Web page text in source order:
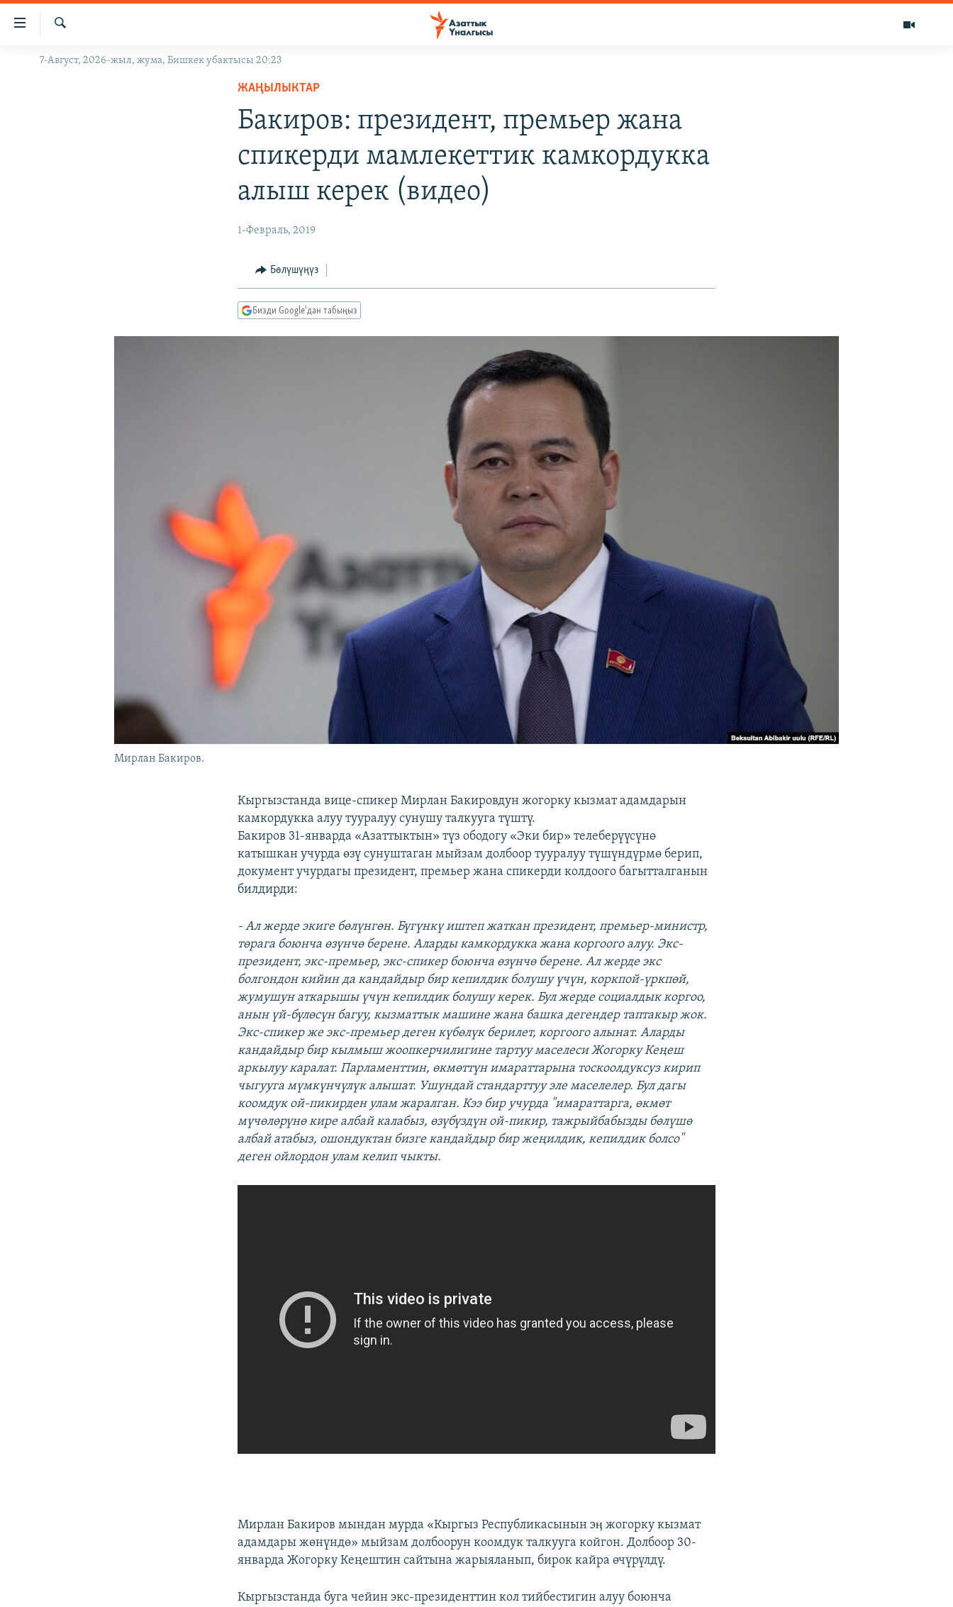
Линктер
Мазмунга
Навигацияга
ЖАҢЫЛЫКТАР
Издөө
7-Август, 2026-жыл, жума, Бишкек убактысы 20:23
ЖАҢЫЛЫКТАР
Бакиров: президент, премьер жана
спикерди мамлекеттик камкордукка
алыш керек (видео)
1-Февраль, 2019
Бөлүшүңүз
Бизди Google'дан табыңыз
Мирлан Бакиров.
Кыргызстанда вице-спикер Мирлан Бакировдун жогорку кызмат адамдарын
камкордукка алуу тууралуу сунушу талкууга түштү.
Бакиров 31-январда «Азаттыктын» түз ободогу «Эки бир» телеберүүсүнө
катышкан учурда өзү сунуштаган мыйзам долбоор тууралуу түшүндүрмө берип,
документ учурдагы президент, премьер жана спикерди колдоого багытталганын
билдирди:
- Ал жерде экиге бөлүнгөн. Бүгүнкү иштеп жаткан президент, премьер-министр,
төрага боюнча өзүнчө берене. Аларды камкордукка жана коргоого алуу. Экс-
президент, экс-премьер, экс-спикер боюнча өзүнчө берене. Ал жерде экс
болгондон кийин да кандайдыр бир кепилдик болушу үчүн, коркпой-үркпөй,
жумушун аткарышы үчүн кепилдик болушу керек. Бул жерде социалдык коргоо,
анын үй-бүлөсүн багуу, кызматтык машине жана башка дегендер таптакыр жок.
Экс-спикер же экс-премьер деген күбөлүк берилет, коргоого алынат. Аларды
кандайдыр бир кылмыш жоопкерчилигине тартуу маселеси Жогорку Кеңеш
аркылуу каралат. Парламенттин, өкмөттүн имараттарына тоскоолдуксуз кирип
чыгууга мүмкүнчүлүк алышат. Ушундай стандарттуу эле маселелер. Бул дагы
коомдук ой-пикирден улам жаралган. Кээ бир учурда "имараттарга, өкмөт
мүчөлөрүнө кире албай калабыз, өзүбүздүн ой-пикир, тажрыйбабызды бөлүшө
албай атабыз, ошондуктан бизге кандайдыр бир жеңилдик, кепилдик болсо"
деген ойлордон улам келип чыкты.
Мирлан Бакиров мындан мурда «Кыргыз Республикасынын эӊ жогорку кызмат
адамдары жөнүндө» мыйзам долбоорун коомдук талкууга койгон. Долбоор 30-
январда Жогорку Кеңештин сайтына жарыяланып, бирок кайра өчүрүлдү.
Кыргызстанда буга чейин экс-президенттин кол тийбестигин алуу боюнча